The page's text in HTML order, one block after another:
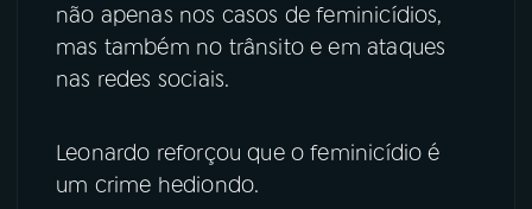
não apenas nos casos de feminicídios,
mas também no trânsito e em ataques
nas redes sociais.
Leonardo reforçou que o feminicídio é
um crime hediondo.